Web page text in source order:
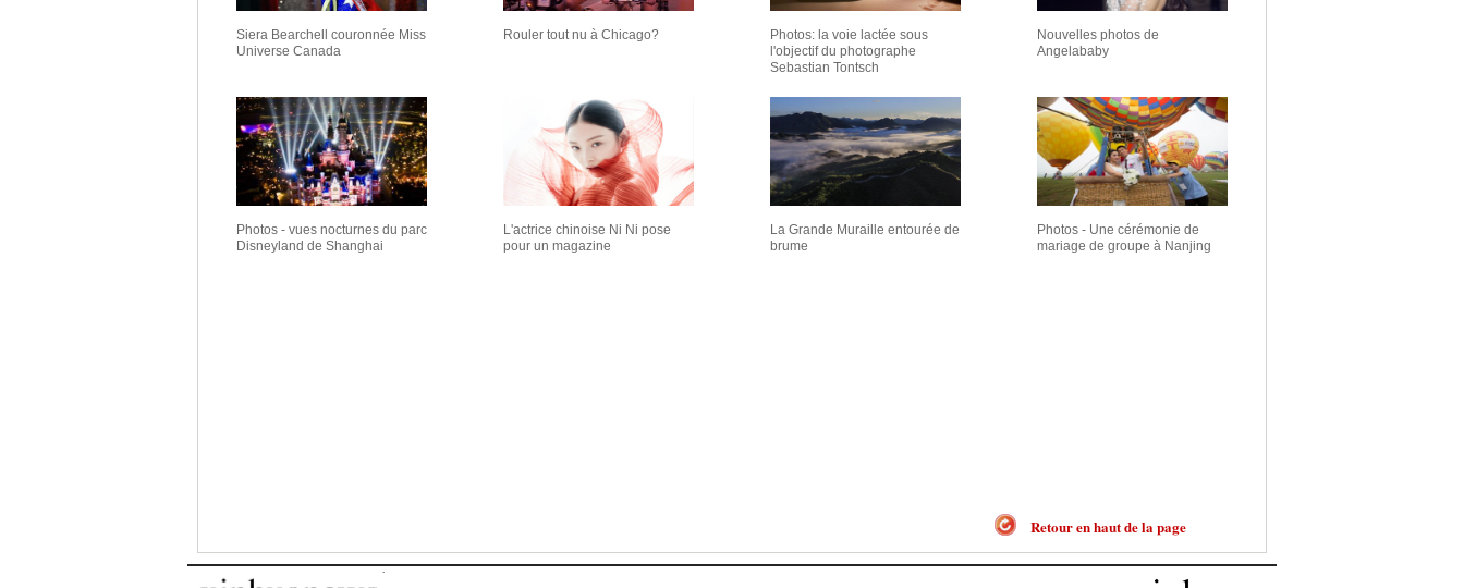
Siera Bearchell couronnée Miss
Universe Canada
Rouler tout nu à Chicago?
Photos: la voie lactée sous
l'objectif du photographe
Sebastian Tontsch
Nouvelles photos de
Angelababy
Photos - vues nocturnes du parc
Disneyland de Shanghai
L'actrice chinoise Ni Ni pose
pour un magazine
La Grande Muraille entourée de
brume
Photos - Une cérémonie de
mariage de groupe à Nanjing
Retour en haut de la page